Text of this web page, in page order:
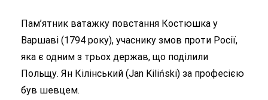
Пам’ятник ватажку повстання Костюшка у
Варшаві (1794 року), учаснику змов проти Росії,
яка є одним з трьох держав, що поділили
Польщу. Ян Кілінський (Jan Kiliński) за професією
був шевцем.